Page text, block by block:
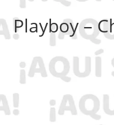
Playboy –